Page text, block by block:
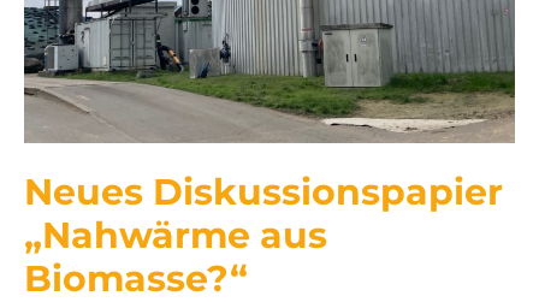
Neues Diskussionspapier
„Nahwärme aus
Biomasse?“